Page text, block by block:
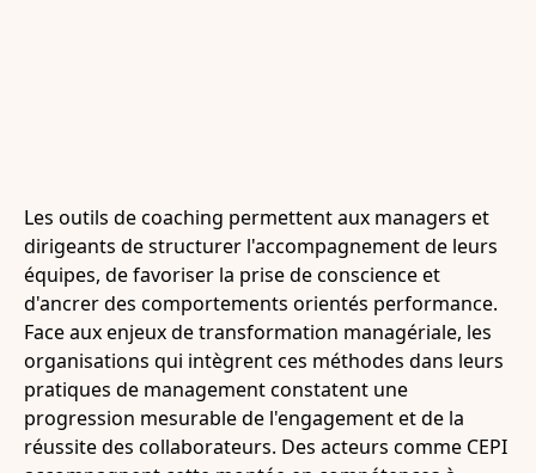
Les outils de coaching permettent aux managers et
dirigeants de structurer l'accompagnement de leurs
équipes, de favoriser la prise de conscience et
d'ancrer des comportements orientés performance.
Face aux enjeux de transformation managériale, les
organisations qui intègrent ces méthodes dans leurs
pratiques de management constatent une
progression mesurable de l'engagement et de la
réussite des collaborateurs. Des acteurs comme CEPI